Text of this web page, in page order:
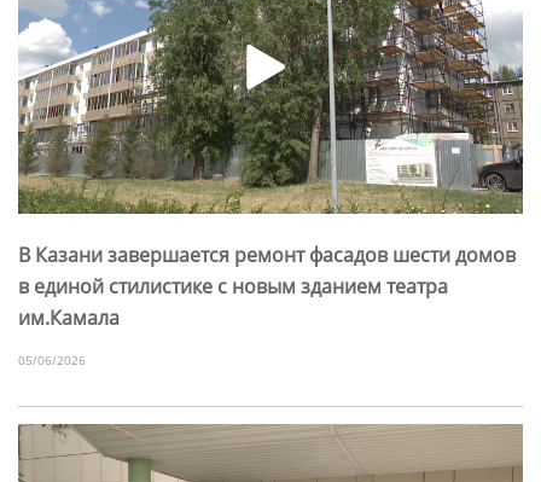
В Казани завершается ремонт фасадов шести домов
в единой стилистике с новым зданием театра
им.Камала
05/06/2026